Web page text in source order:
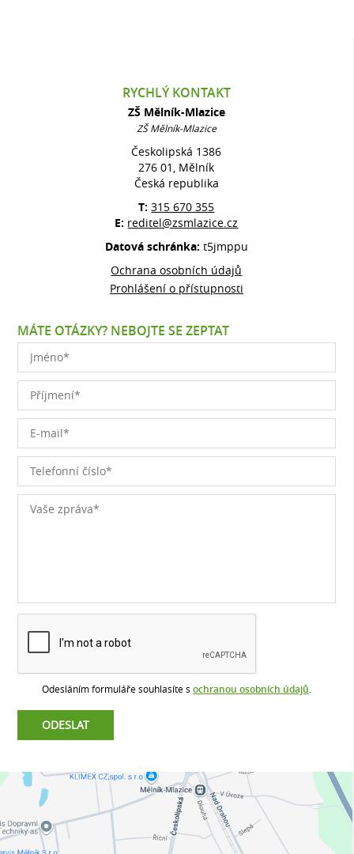
RYCHLÝ KONTAKT
ZŠ Mělník-Mlazice
ZŠ Mělník-Mlazice
Českolipská 1386
276 01, Mělník
Česká republika
T:315 670 355
E: reditel@zsmlazice.cz
Datová schránka: t5jmppu
Ochrana osobních údajů
Prohlášení o přístupnosti
MÁTE OTÁZKY? NEBOJTE SE ZEPTAT
Odesláním formuláře souhlasíte s ochranou osobních údajů.